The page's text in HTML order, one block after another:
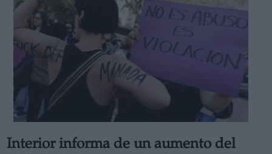
Interior informa de un aumento del